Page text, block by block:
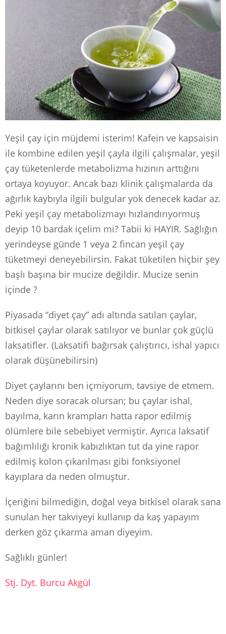
Yeşil çay için müjdemi isterim! Kafein ve kapsaisin
ile kombine edilen yeşil çayla ilgili çalışmalar, yeşil
çay tüketenlerde metabolizma hızının arttığını
ortaya koyuyor. Ancak bazı klinik çalışmalarda da
ağırlık kaybıyla ilgili bulgular yok denecek kadar az.
Peki yeşil çay metabolizmayı hızlandırıyormuş
deyip 10 bardak içelim mi? Tabii ki HAYIR. Sağlığın
yerindeyse günde 1 veya 2 fincan yeşil çay
tüketmeyi deneyebilirsin. Fakat tüketilen hiçbir şey
başlı başına bir mucize değildir. Mucize senin
içinde ?
Piyasada “diyet çay” adı altında satılan çaylar,
bitkisel çaylar olarak satılıyor ve bunlar çok güçlü
laksatifler. (Laksatifi bağırsak çalıştırıcı, ishal yapıcı
olarak düşünebilirsin)
Diyet çaylarını ben içmiyorum, tavsiye de etmem.
Neden diye soracak olursan; bu çaylar ishal,
bayılma, karın krampları hatta rapor edilmiş
ölümlere bile sebebiyet vermiştir. Ayrıca laksatif
bağımlılığı kronik kabızlıktan tut da yine rapor
edilmiş kolon çıkarılması gibi fonksiyonel
kayıplara da neden olmuştur.
İçeriğini bilmediğin, doğal veya bitkisel olarak sana
sunulan her takviyeyi kullanıp da kaş yapayım
derken göz çıkarma aman diyeyim.
Sağlıklı günler!
Stj. Dyt. Burcu Akgül